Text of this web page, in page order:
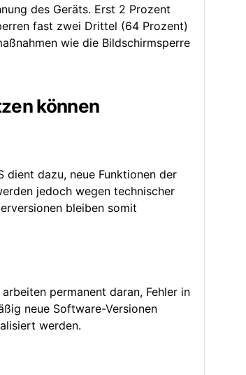
des Geräts. Erst 2 Prozent
fast zwei Drittel (64 Prozent)
wie die Bildschirmsperre
können
dazu, neue Funktionen der
jedoch wegen technischer
bleiben somit
permanent daran, Fehler in
neue Software-Versionen
werden.